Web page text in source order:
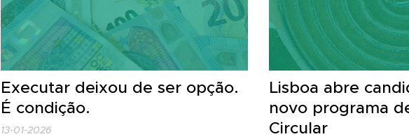
Executar deixou de ser opção.
É condição.
13-01-2026
Lisboa abre
novo programa
Circular